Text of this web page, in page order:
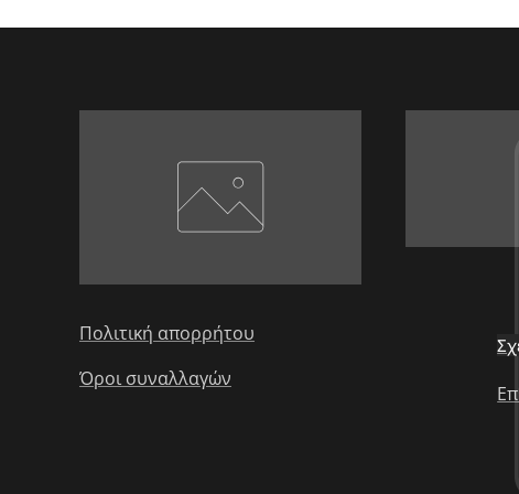
Πολιτική απορρήτου
Όροι συναλλαγών